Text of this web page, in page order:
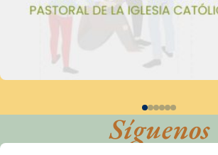
Síguenos